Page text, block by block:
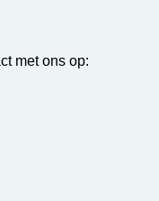
met ons op: